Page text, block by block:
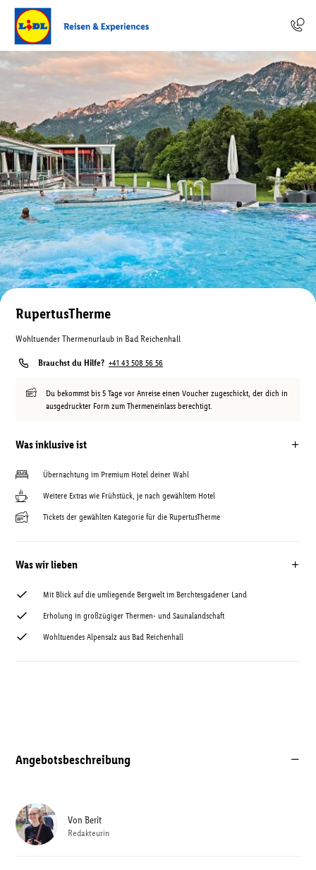
RupertusTherme
Wohltuender Thermenurlaub in Bad Reichenhall
Brauchst du Hilfe? +41 43 508 56 56
Du bekommst bis 5 Tage vor Anreise einen Voucher zugeschickt, der dich in
ausgedruckter Form zum Thermeneinlass berechtigt.
Was inklusive ist
Übernachtung im Premium Hotel deiner Wahl
Weitere Extras wie Frühstück, je nach gewähltem Hotel
Tickets der gewählten Kategorie für die RupertusTherme
Was wir lieben
Mit Blick auf die umliegende Bergwelt im Berchtesgadener Land
Erholung in großzügiger Thermen- und Saunalandschaft
Wohltuendes Alpensalz aus Bad Reichenhall
Angebotsbeschreibung
Von Berit
Redakteurin